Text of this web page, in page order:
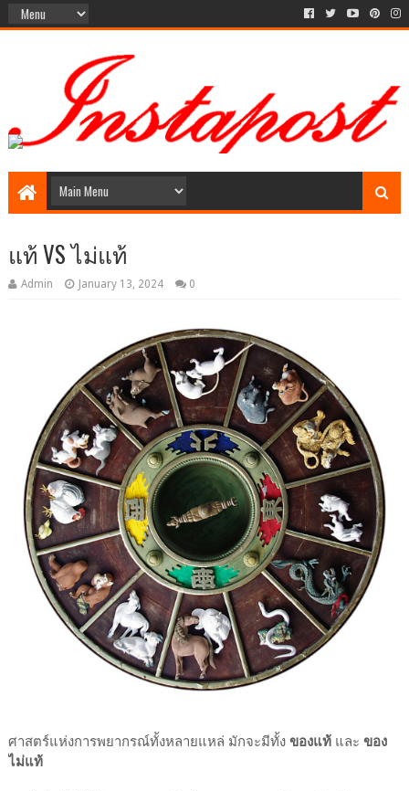
Social Media style Website
แท้ VS ไม่แท้
Admin January 13, 2024 0
ศาสตร์แห่งการพยากรณ์ทั้งหลายแหล่ มักจะมีทั้ง ของแท้และ ของ
ไม่แท้